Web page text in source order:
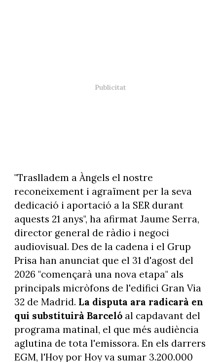
"Traslladem a Àngels el nostre
reconeixement i agraïment per la seva
dedicació i aportació a la SER durant
aquests 21 anys", ha afirmat Jaume Serra,
director general de ràdio i negoci
audiovisual. Des de la cadena i el Grup
Prisa han anunciat que el 31 d'agost del
2026 "començarà una nova etapa" als
principals micròfons de l'edifici Gran Via
32 de Madrid. La disputa ara radicarà en
qui substituirà Barcelóal capdavant del
programa matinal, el que més audiència
aglutina de tota l'emissora. En els darrers
EGM, l'Hoy por Hoy va sumar 3.200.000